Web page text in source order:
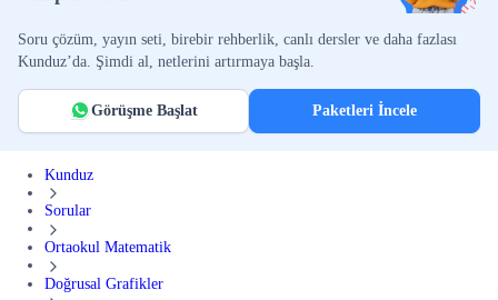
Soru çözüm, yayın seti, birebir rehberlik, canlı dersler ve daha fazlası
Kunduz’da. Şimdi al, netlerini artırmaya başla.
Görüşme Başlat Paketleri İncele
Kunduz
Sorular
Ortaokul Matematik
Doğrusal Grafikler